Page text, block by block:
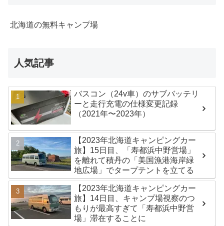
北海道の無料キャンプ場
人気記事
バスコン（24v車）のサブバッテリ
ーと走行充電の仕様変更記録
（2021年〜2023年）
【2023年北海道キャンピングカー
旅】15日目、「寿都浜中野営場」
を離れて積丹の「美国漁港海岸緑
地広場」でタープテントを立てる
【2023年北海道キャンピングカー
旅】14日目、キャンプ場視察のつ
もりが最高すぎて「寿都浜中野営
場」滞在することに